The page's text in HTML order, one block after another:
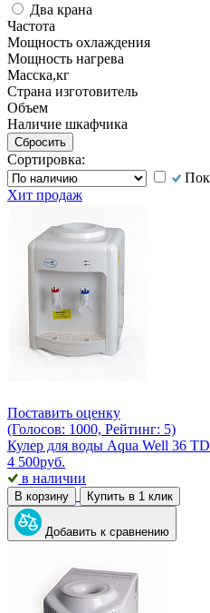
Два крана
Частота
Мощность охлаждения
Мощность нагрева
Масска,кг
Страна изготовитель
Объем
Наличие шкафчика
Сортировка:
Хит продаж
Поставить оценку
(Голосов: 1000, Рейтинг: 5)
Кулер для воды Aqua Well 36
4 500руб.
в наличии
В корзину Купить в 1 клик
Добавить к сравнению